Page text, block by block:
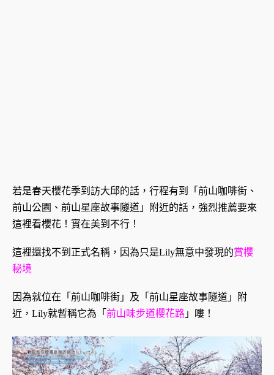
若是春天櫻花季到訪大邱的話，行程有到「前山咖啡街、
前山公園、前山星座故事隧道」附近的話，強烈推薦要來
這裡看櫻花！ 實在美到不行！
這裡還找不到正式名稱，因為只是Lily無意中發現的賞櫻
秘境
因為就位在「前山咖啡街」及「前山星座故事隧道」附
近，Lily就暫稱它為「 前山味步道櫻花路 」嘍！